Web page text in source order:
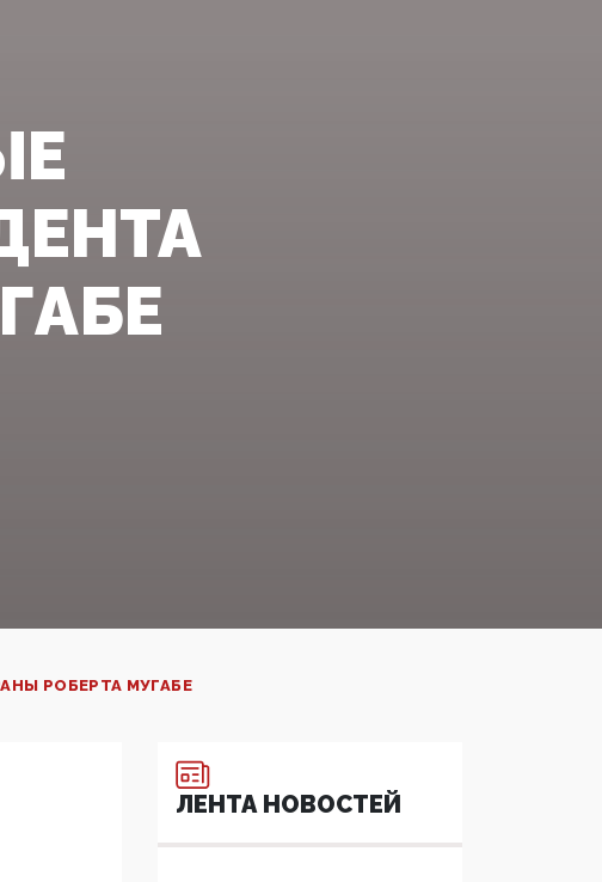
РОБЕРТА МУГАБЕ‍
ЛЕНТА НОВОСТЕЙ